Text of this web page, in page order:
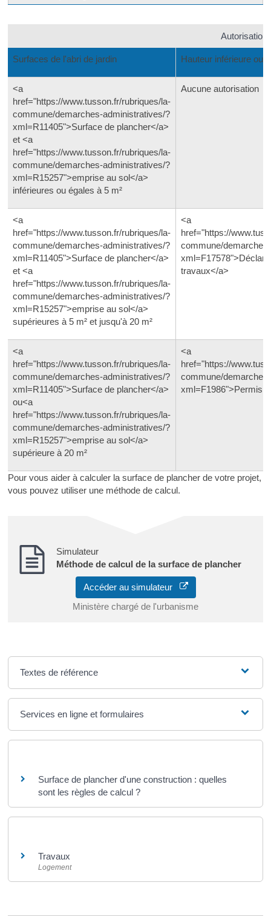
Autorisation
Surfaces de l'abri de jardin Hauteur inférieure ou
<a
href="https://www.tusson.fr/rubriques/la-
commune/demarches-administratives/?
xml=R11405">Surface de plancher</a>
et <a
href="https://www.tusson.fr/rubriques/la-
commune/demarches-administratives/?
xml=R15257">emprise au sol</a>
inférieures ou égales à 5 m²
Aucune autorisation
<a
href="https://www.tusson.fr/rubriques/la-
commune/demarches-administratives/?
xml=R11405">Surface de plancher</a>
et <a
href="https://www.tusson.fr/rubriques/la-
commune/demarches-administratives/?
xml=R15257">emprise au sol</a>
supérieures à 5 m² et jusqu'à 20 m²
<a
href="https://
commune/
travaux</a>
<a
href="https://www.tusson.fr/rubriques/la-
commune/demarches-administratives/?
xml=R11405">Surface de plancher</a>
ou<a
href="https://www.tusson.fr/rubriques/la-
commune/demarches-administratives/?
xml=R15257">emprise au sol</a>
supérieure à 20 m²
<a
href="https://
commune/
xml=F1986">Permis
Pour vous aider à calculer la surface de plancher de votre projet,
vous pouvez utiliser une méthode de calcul.
Simulateur
Méthode de calcul de la surface de plancher
Accéder au simulateur
Ministère chargé de l'urbanisme
Textes de référence
Services en ligne et formulaires
Surface de plancher d'une construction : quelles
sont les règles de calcul ?
Travaux
Logement